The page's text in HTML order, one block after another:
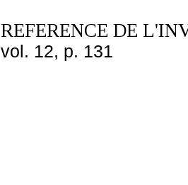
REFERENCE DE
vol. 12, p. 131